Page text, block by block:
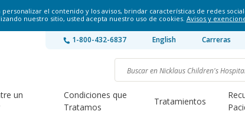
personalizar el contenido y los avisos, brindar características de redes
nuestro sitio, usted acepta nuestro uso de cookies. Avisos y
1-800-432-6837 English Carreras
un
Condiciones que
Tratamos
Tratamientos